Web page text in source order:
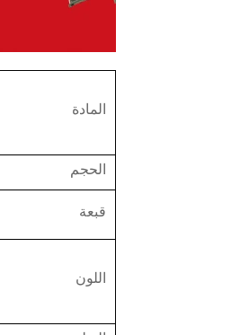
المادة
الحجم
قبعة
اللون